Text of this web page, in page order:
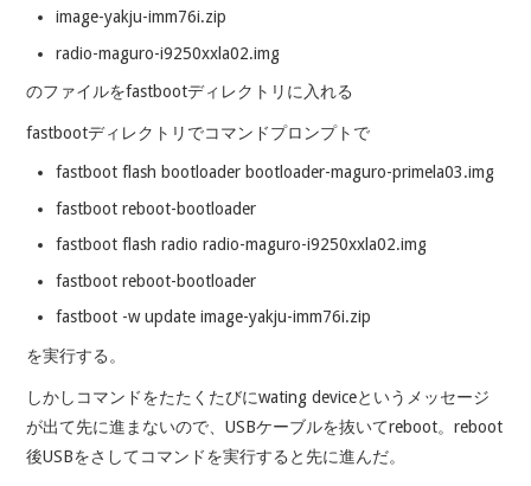
image-yakju-imm76i.zip
radio-maguro-i9250xxla02.img
のファイルをfastbootディレクトリに入れる
fastbootディレクトリでコマンドプロンプトで
fastboot flash bootloader bootloader-maguro-primela03.img
fastboot reboot-bootloader
fastboot flash radio radio-maguro-i9250xxla02.img
fastboot reboot-bootloader
fastboot -w update image-yakju-imm76i.zip
を実行する。
しかしコマンドをたたくたびにwating deviceというメッセージ
が出て先に進まないので、USBケーブルを抜いてreboot。reboot
後USBをさしてコマンドを実行すると先に進んだ。